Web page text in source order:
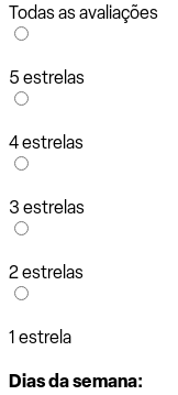
Todas as avaliações
5 estrelas
4 estrelas
3 estrelas
2 estrelas
1 estrela
Dias da semana: